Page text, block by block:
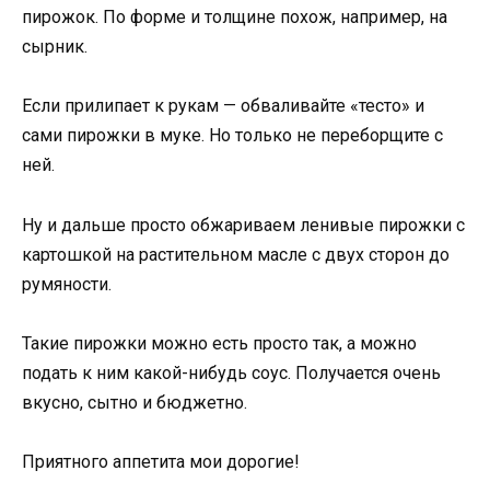
пирожок. По форме и толщине похож, например, на
сырник.
Если прилипает к рукам — обваливайте «тесто» и
сами пирожки в муке. Но только не переборщите с
ней.
Ну и дальше просто обжариваем ленивые пирожки с
картошкой на растительном масле с двух сторон до
румяности.
Такие пирожки можно есть просто так, а можно
подать к ним какой-нибудь соус. Получается очень
вкусно, сытно и бюджетно.
Приятного аппетита мои дорогие!